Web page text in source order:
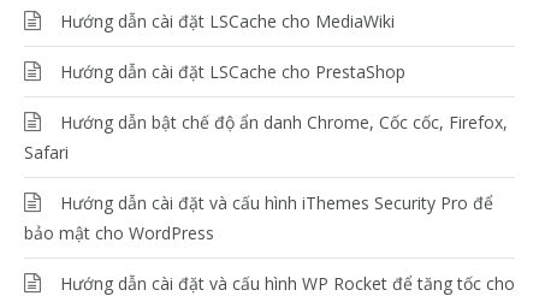
Hướng dẫn cài đặt LSCache cho MediaWiki
Hướng dẫn cài đặt LSCache cho PrestaShop
Hướng dẫn bật chế độ ẩn danh Chrome, Cốc cốc, Firefox,
Safari
Hướng dẫn cài đặt và cấu hình iThemes Security Pro để
bảo mật cho WordPress
Hướng dẫn cài đặt và cấu hình WP Rocket để tăng tốc cho